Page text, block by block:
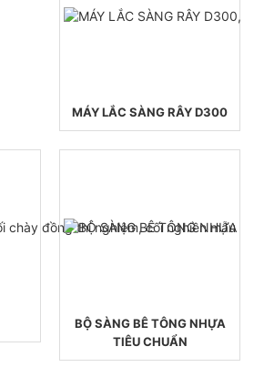
MÁY LẮC SÀNG RÂY D300
BỘ SÀNG BÊ TÔNG NHỰA
TIÊU CHUẨN